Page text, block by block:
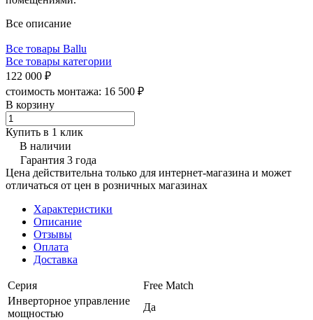
Все описание
Все товары Ballu
Все товары категории
122 000 ₽
стоимость монтажа: 16 500 ₽
В корзину
Купить в 1 клик
В наличии
Гарантия 3 года
Цена действительна только для интернет-магазина и может
отличаться от цен в розничных магазинах
Характеристики
Описание
Отзывы
Оплата
Доставка
Серия
Free Match
Инверторное управление
мощностью
Да